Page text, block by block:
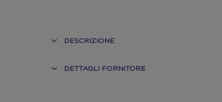
DESCRIZIONE
DETTAGLI FORNITORE